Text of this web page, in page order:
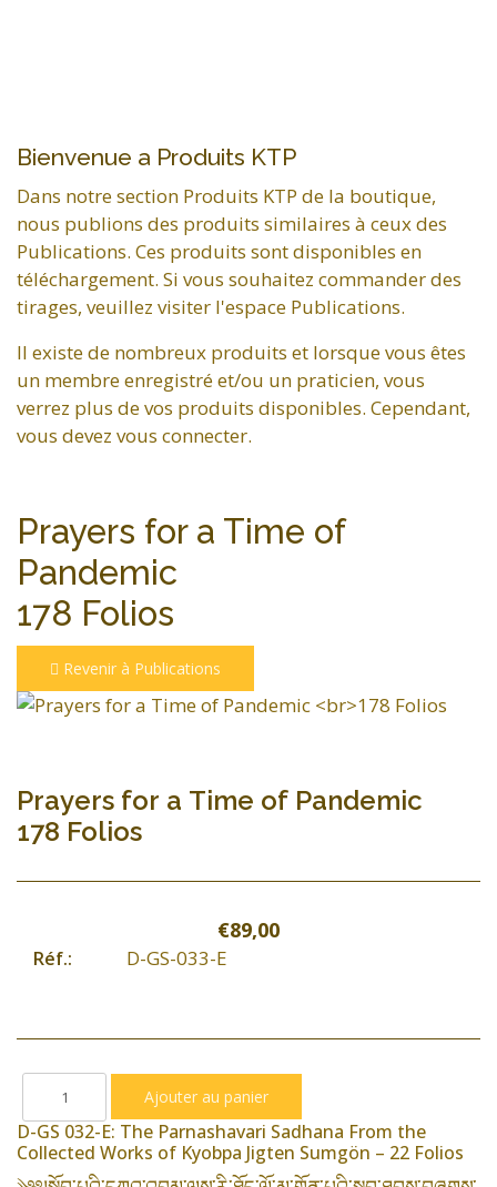
Bienvenue a Produits KTP
Dans notre section Produits KTP de la boutique,
nous publions des produits similaires à ceux des
Publications. Ces produits sont disponibles en
téléchargement. Si vous souhaitez commander des
tirages, veuillez visiter l'espace Publications.
Il existe de nombreux produits et lorsque vous êtes
un membre enregistré et/ou un praticien, vous
verrez plus de vos produits disponibles. Cependant,
vous devez vous connecter.
Prayers for a Time of
Pandemic
178 Folios
Revenir à Publications
Prayers for a Time of Pandemic
178 Folios
€89,00
Réf.: D-GS-033-E
D-GS 032-E: The Parnashavari Sadhana From the
Collected Works of Kyobpa Jigten Sumgön – 22 Folios